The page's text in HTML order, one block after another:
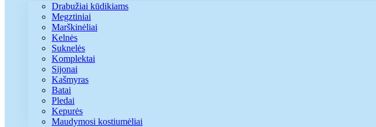
Drabužiai kūdikiams
Megztiniai
Marškinėliai
Kelnės
Suknelės
Komplektai
Sijonai
Kašmyras
Batai
Pledai
Kepurės
Maudymosi kostiumėliai